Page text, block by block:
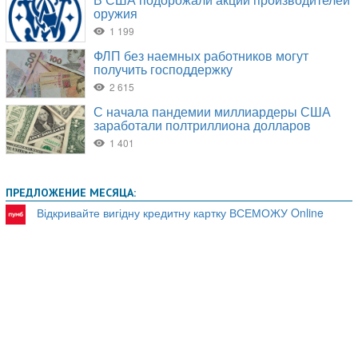
ПРЕДЛОЖЕНИЕ МЕСЯЦА:
Відкривайте вигідну кредитну картку ВСЕМОЖУ Online